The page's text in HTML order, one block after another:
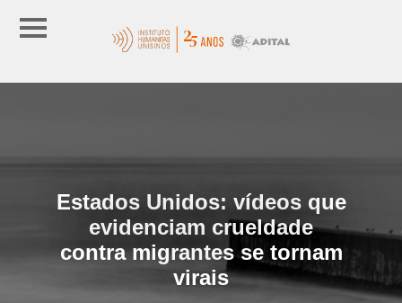
Estados Unidos: vídeos que
evidenciam crueldade
contra migrantes se tornam
virais